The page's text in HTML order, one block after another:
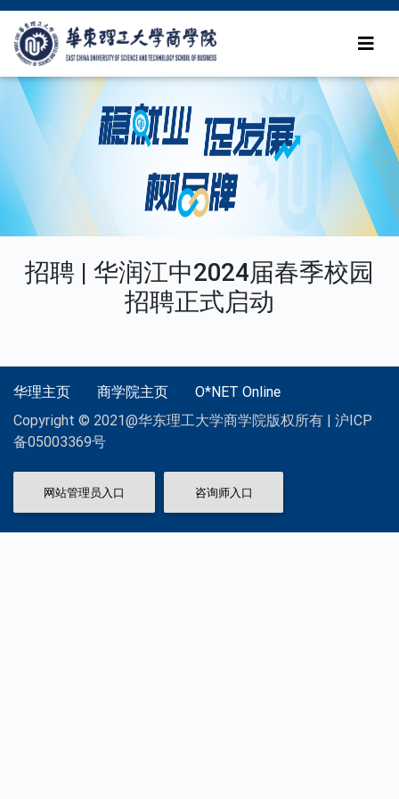
招聘 | 华润江中2024届春季校园
招聘正式启动
华理主页 商学院主页
O*NET Online
Copyright © 2021@华东理工大学商学院版权所有 | 沪ICP
备05003369号
网站管理员入口 咨询师入口